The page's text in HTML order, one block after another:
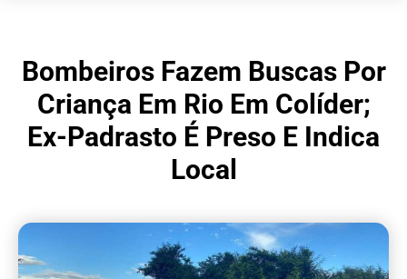
Bombeiros Fazem Buscas Por
Criança Em Rio Em Colíder;
Ex-Padrasto É Preso E Indica
Local